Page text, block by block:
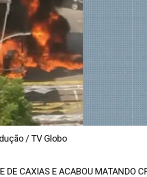
/ TV Globo
DE CAXIAS E ACABOU MATANDO